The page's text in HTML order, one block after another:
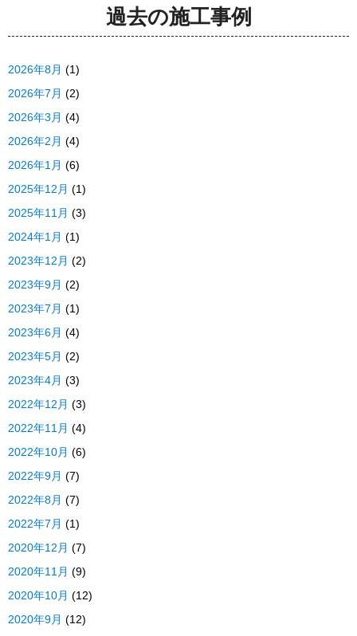
過去の施工事例
2026年8月 (1)
2026年7月 (2)
2026年3月 (4)
2026年2月 (4)
2026年1月 (6)
2025年12月 (1)
2025年11月 (3)
2024年1月 (1)
2023年12月 (2)
2023年9月 (2)
2023年7月 (1)
2023年6月 (4)
2023年5月 (2)
2023年4月 (3)
2022年12月 (3)
2022年11月 (4)
2022年10月 (6)
2022年9月 (7)
2022年8月 (7)
2022年7月 (1)
2020年12月 (7)
2020年11月 (9)
2020年10月 (12)
2020年9月 (12)